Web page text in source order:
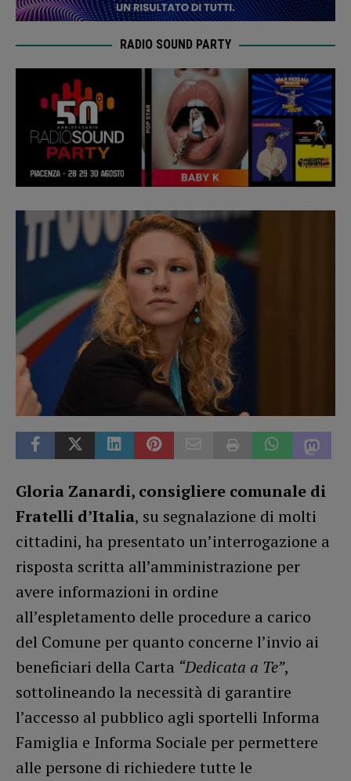
RADIO SOUND PARTY
Gloria Zanardi, consigliere comunale di
Fratelli d’Italia, su segnalazione di molti
cittadini, ha presentato un’interrogazione a
risposta scritta all’amministrazione per
avere informazioni in ordine
all’espletamento delle procedure a carico
del Comune per quanto concerne l’invio ai
beneficiari della Carta “Dedicata a Te”,
sottolineando la necessità di garantire
l’accesso al pubblico agli sportelli Informa
Famiglia e Informa Sociale per permettere
alle persone di richiedere tutte le